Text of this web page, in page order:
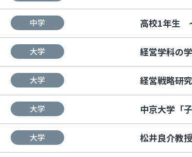
中学 高校1年生
大学 経営学科の
大学 経営戦略研
大学 中京大学「
大学 松井良介教